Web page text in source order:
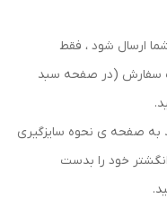
شما ارسال شود ، فقط
سفارش (در صفحه سبد
به صفحه ی نحوه سایزگیری
خود را بدست